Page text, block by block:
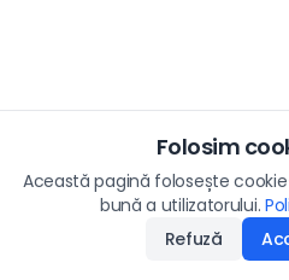
Folosim
Această pagină folosește
bună a utilizatorului.
Refuză